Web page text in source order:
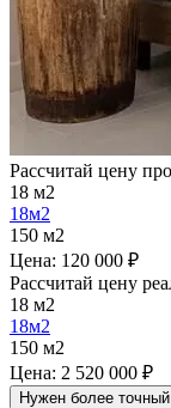
Рассчитай цену
18 м2
18м2
150 м2
Цена: 120 000 ₽
Рассчитай цену
18 м2
18м2
150 м2
Цена: 2 520 000 ₽
Нужен более